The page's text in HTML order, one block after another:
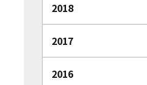
2018
2017
2016